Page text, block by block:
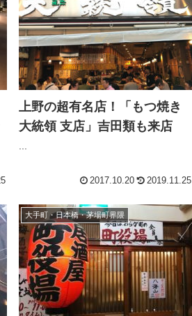
上野の超有名店！「もつ焼き
大統領 支店」吉田類も来店
2017.10.20 2019.11.25
大手町・日本橋・茅場町界隈